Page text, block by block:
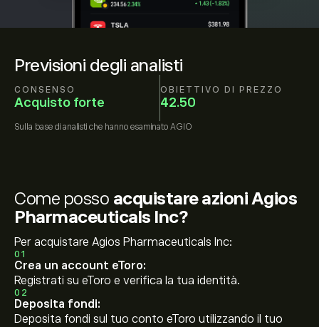
Previsioni degli analisti
CONSENSO
Acquisto forte
OBIETTIVO DI PREZZO
42.50
Sulla base di analisti che hanno esaminato AGIO
Come posso acquistare azioni Agios
Pharmaceuticals Inc?
Per acquistare Agios Pharmaceuticals Inc:
01
Crea un account eToro:
Registrati su eToro e verifica la tua identità.
02
Deposita fondi:
Deposita fondi sul tuo conto eToro utilizzando il tuo